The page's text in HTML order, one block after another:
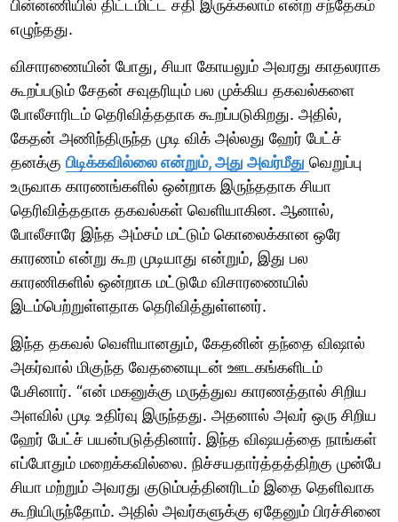
பின்னணியில் திட்டமிட்ட சதி இருக்கலாம் என்ற சந்தேகம்
எழுந்தது.
விசாரணையின் போது, சியா கோயலும் அவரது காதலராக
கூறப்படும் சேதன் சவுதரியும் பல முக்கிய தகவல்களை
போலீசாரிடம் தெரிவித்ததாக கூறப்படுகிறது. அதில்,
கேதன் அணிந்திருந்த முடி விக் அல்லது ஹேர் பேட்ச்
தனக்கு பிடிக்கவில்லை என்றும், அது அவர்மீது வெறுப்பு
உருவாக காரணங்களில் ஒன்றாக இருந்ததாக சியா
தெரிவித்ததாக தகவல்கள் வெளியாகின. ஆனால்,
போலீசாரே இந்த அம்சம் மட்டும் கொலைக்கான ஒரே
காரணம் என்று கூற முடியாது என்றும், இது பல
காரணிகளில் ஒன்றாக மட்டுமே விசாரணையில்
இடம்பெற்றுள்ளதாக தெரிவித்துள்ளனர்.
இந்த தகவல் வெளியானதும், கேதனின் தந்தை விஷால்
அகர்வால் மிகுந்த வேதனையுடன் ஊடகங்களிடம்
பேசினார். “என் மகனுக்கு மருத்துவ காரணத்தால் சிறிய
அளவில் முடி உதிர்வு இருந்தது. அதனால் அவர் ஒரு சிறிய
ஹேர் பேட்ச் பயன்படுத்தினார். இந்த விஷயத்தை நாங்கள்
எப்போதும் மறைக்கவில்லை. நிச்சயதார்த்தத்திற்கு முன்பே
சியா மற்றும் அவரது குடும்பத்தினரிடம் இதை தெளிவாக
கூறியிருந்தோம். அதில் அவர்களுக்கு ஏதேனும் பிரச்சினை